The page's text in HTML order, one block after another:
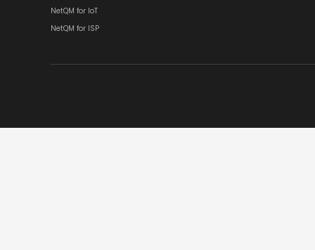
NetQM for IoT
NetQM for ISP